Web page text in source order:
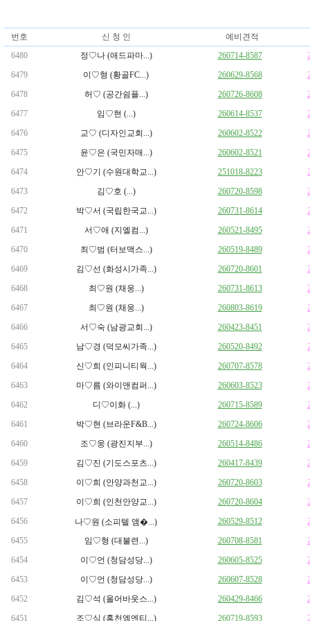
번호 신 청 인
예비견적
6480
정♡나 (애드파마...) 260714-8587
6479
이♡형 (황골FC...) 260629-8568
6478
허♡ (공간쉼플...) 260726-8608
6477
임♡현 (...) 260614-8537
6476
교♡ (디자인교회...) 260602-8522
6475
윤♡은 (국민자매...) 260602-8521
6474
안♡기 (수원대학교...) 251018-8223
6473
김♡호 (...) 260720-8598
6472
박♡서 (국립한국교...) 260731-8614
6471
서♡애 (지엘컴...) 260521-8495
6470
최♡범 (터보맥스...) 260519-8489
6469
김♡선 (화성시가족...) 260720-8601
6468
최♡원 (채웅...) 260731-8613
6467
최♡원 (채웅...) 260803-8619
6466
서♡숙 (남광교회...) 260423-8451
6465
남♡경 (덕모씨가족...) 260520-8492
6464
신♡희 (인피니티웍...) 260707-8578
6463
마♡름 (와이앤컴퍼...) 260603-8523
6462
디♡이화 (...) 260715-8589
6461
박♡현 (브라운F&B...) 260724-8606
6460
조♡웅 (광진지부...) 260514-8486
6459
김♡진 (기도스포츠...) 260417-8439
6458
이♡희 (안양과천교...) 260720-8603
6457
이♡희 (인천안양교...) 260720-8604
6456
나♡원 (소피텔 앰�...) 260529-8512
6455
임♡형 (대불련...) 260708-8581
6454
이♡언 (청담성당...) 260605-8525
6453
이♡언 (청담성당...) 260607-8528
6452
김♡석 (올어바웃스...) 260429-8466
6451
조♡식 (홍천엠엔티...) 260719-8593